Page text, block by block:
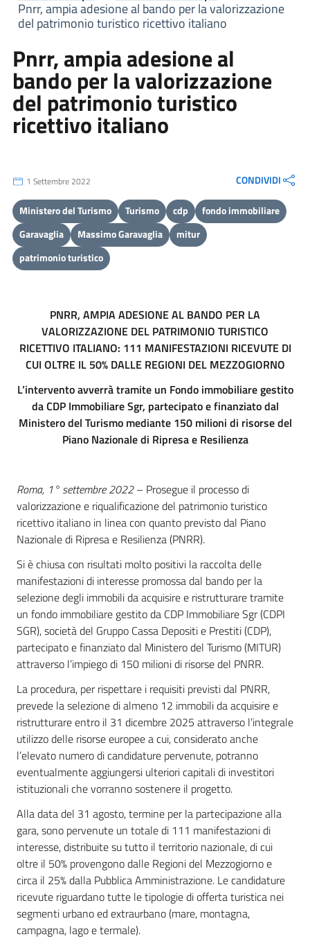
Pnrr, ampia adesione al bando per la valorizzazione
del patrimonio turistico ricettivo italiano
Pnrr, ampia adesione al
bando per la valorizzazione
del patrimonio turistico
ricettivo italiano
1 Settembre 2022 CONDIVIDI
Ministero del Turismo Turismo cdp
fondo immobiliare
Garavaglia
Massimo Garavaglia
mitur
patrimonio turistico
PNRR, AMPIA ADESIONE AL BANDO PER LA
VALORIZZAZIONE DEL PATRIMONIO TURISTICO
RICETTIVO ITALIANO: 111 MANIFESTAZIONI RICEVUTE DI
CUI OLTRE IL 50% DALLE REGIONI DEL MEZZOGIORNO
L’intervento avverrà tramite un Fondo immobiliare gestito
da CDP Immobiliare Sgr, partecipato e finanziato dal
Ministero del Turismo mediante 150 milioni di risorse del
Piano Nazionale di Ripresa e Resilienza
Roma, 1° settembre 2022– Prosegue il processo di
valorizzazione e riqualificazione del patrimonio turistico
ricettivo italiano in linea con quanto previsto dal Piano
Nazionale di Ripresa e Resilienza (PNRR).
Si è chiusa con risultati molto positivi la raccolta delle
manifestazioni di interesse promossa dal bando per la
selezione degli immobili da acquisire e ristrutturare tramite
un fondo immobiliare gestito da CDP Immobiliare Sgr (CDPI
SGR), società del Gruppo Cassa Depositi e Prestiti (CDP),
partecipato e finanziato dal Ministero del Turismo (MITUR)
attraverso l’impiego di 150 milioni di risorse del PNRR.
La procedura, per rispettare i requisiti previsti dal PNRR,
prevede la selezione di almeno 12 immobili da acquisire e
ristrutturare entro il 31 dicembre 2025 attraverso l’integrale
utilizzo delle risorse europee a cui, considerato anche
l’elevato numero di candidature pervenute, potranno
eventualmente aggiungersi ulteriori capitali di investitori
istituzionali che vorranno sostenere il progetto.
Alla data del 31 agosto, termine per la partecipazione alla
gara, sono pervenute un totale di 111 manifestazioni di
interesse, distribuite su tutto il territorio nazionale, di cui
oltre il 50% provengono dalle Regioni del Mezzogiorno e
circa il 25% dalla Pubblica Amministrazione. Le candidature
ricevute riguardano tutte le tipologie di offerta turistica nei
segmenti urbano ed extraurbano (mare, montagna,
campagna, lago e termale).